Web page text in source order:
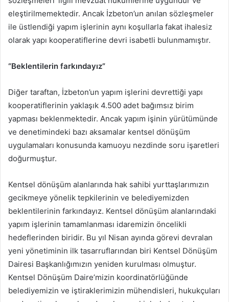
eleştirilmemektedir. Ancak İzbeton’un anılan sözleşmeler
ile üstlendiği yapım işlerinin aynı koşullarla fakat ihalesiz
olarak yapı kooperatiflerine devri isabetli bulunmamıştır.
“Beklentilerin farkındayız”
Diğer taraftan, İzbeton’un yapım işlerini devrettiği yapı
kooperatiflerinin yaklaşık 4.500 adet bağımsız birim
yapması beklenmektedir. Ancak yapım işinin yürütümünde
ve denetimindeki bazı aksamalar kentsel dönüşüm
uygulamaları konusunda kamuoyu nezdinde soru işaretleri
doğurmuştur.
Kentsel dönüşüm alanlarında hak sahibi yurttaşlarımızın
gecikmeye yönelik tepkilerinin ve belediyemizden
beklentilerinin farkındayız. Kentsel dönüşüm alanlarındaki
yapım işlerinin tamamlanması idaremizin öncelikli
hedeflerinden biridir. Bu yıl Nisan ayında görevi devralan
yeni yönetiminin ilk tasarruflarından biri Kentsel Dönüşüm
Dairesi Başkanlığımızın yeniden kurulması olmuştur.
Kentsel Dönüşüm Daire’mizin koordinatörlüğünde
belediyemizin ve iştiraklerimizin mühendisleri, hukukçuları